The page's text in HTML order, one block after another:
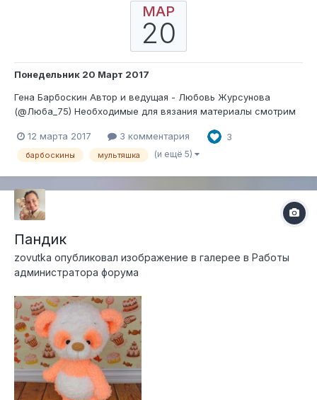
МАР
20
Понедельник 20 Март 2017
Гена Барбоскин Автор и ведущая - Любовь Журсунова
(@Люба_75) Необходимые для вязания материалы смотрим
12 марта 2017
3 комментария 3
барбоскины мультяшка (и ещё 5)
Пандик
zovutka опубликовал изображение в галерее в Работы
администратора форума